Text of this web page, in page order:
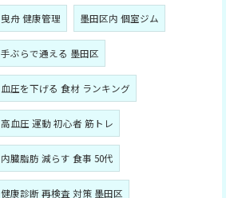
曳舟 健康管理 墨田区内 個室ジム
手ぶらで通える 墨田区
血圧を下げる 食材 ランキング
高血圧 運動 初心者 筋トレ
内臓脂肪 減らす 食事 50代
健康診断 再検査 対策 墨田区